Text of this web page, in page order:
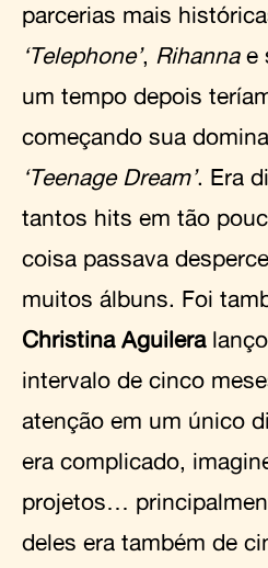
parcerias mais
‘Telephone’, Rihannae
um tempo depois
começando sua
‘Teenage Dream’. Era
tantos hits em tão
coisa passava
muitos álbuns. Foi
Christina Aguilera
intervalo de cinco
atenção em um único
era complicado,
projetos…
deles era também de